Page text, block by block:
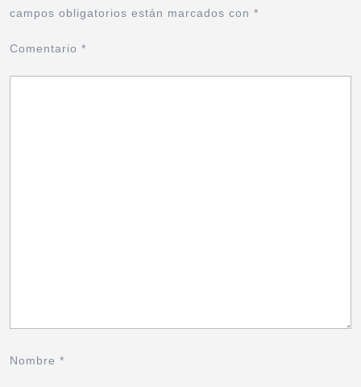
campos obligatorios están marcados con *
Comentario *
Nombre *